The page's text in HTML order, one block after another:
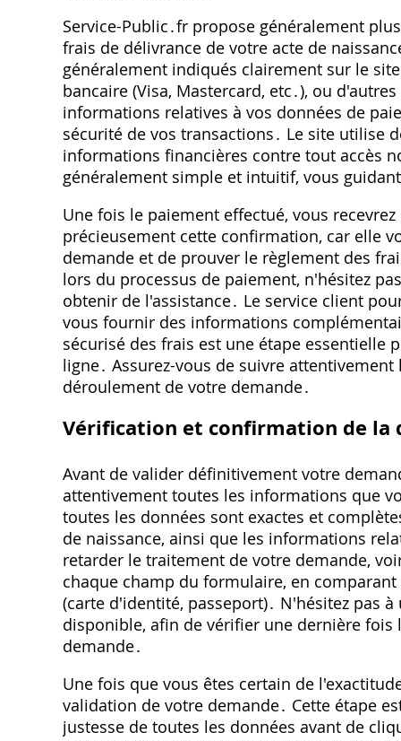
Service-Public․fr propose généralement
frais de délivrance de votre acte de
généralement indiqués clairement sur le
bancaire (Visa, Mastercard, etc․), ou
informations relatives à vos données de
sécurité de vos transactions․ Le site utilise
informations financières contre tout accès
généralement simple et intuitif, vous
Une fois le paiement effectué, vous
précieusement cette confirmation, car elle
demande et de prouver le règlement des
lors du processus de paiement, n'hésitez
obtenir de l'assistance․ Le service client
vous fournir des informations
sécurisé des frais est une étape essentielle
ligne․ Assurez-vous de suivre
déroulement de votre demande․
Vérification et confirmation de la
Avant de valider définitivement votre
attentivement toutes les informations que
toutes les données sont exactes et
de naissance, ainsi que les informations
retarder le traitement de votre demande,
chaque champ du formulaire, en
(carte d'identité, passeport)․ N'hésitez pas
disponible, afin de vérifier une dernière
demande․
Une fois que vous êtes certain de
validation de votre demande․ Cette étape
justesse de toutes les données avant de